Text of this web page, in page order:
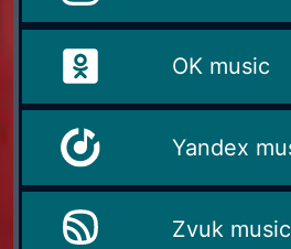
OK music
Yandex
Zvuk music